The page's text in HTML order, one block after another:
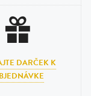
DARČEK K